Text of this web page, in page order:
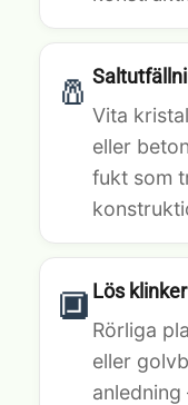
🧂
Vita
eller
fukt som
🔲 Lös
Rörliga
eller